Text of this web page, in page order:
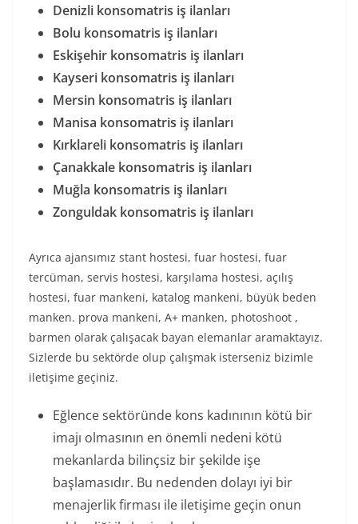
Denizli konsomatris iş ilanları
Bolu konsomatris iş ilanları
Eskişehir konsomatris iş ilanları
Kayseri konsomatris iş ilanları
Mersin konsomatris iş ilanları
Manisa konsomatris iş ilanları
Kırklareli konsomatris iş ilanları
Çanakkale konsomatris iş ilanları
Muğla konsomatris iş ilanları
Zonguldak konsomatris iş ilanları
Ayrıca ajansımız stant hostesi, fuar hostesi, fuar
tercüman, servis hostesi, karşılama hostesi, açılış
hostesi, fuar mankeni, katalog mankeni, büyük beden
manken. prova mankeni, A+ manken, photoshoot ,
barmen olarak çalışacak bayan elemanlar aramaktayız.
Sizlerde bu sektörde olup çalışmak isterseniz bizimle
iletişime geçiniz.
Eğlence sektöründe kons kadınının kötü bir
imajı olmasının en önemli nedeni kötü
mekanlarda bilinçsiz bir şekilde işe
başlamasıdır. Bu nedenden dolayı iyi bir
menajerlik firması ile iletişime geçin onun